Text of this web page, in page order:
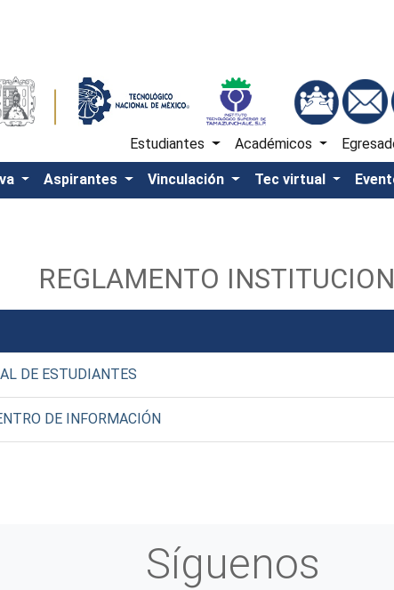
Estudiantes Académicos
Aspirantes Vinculación Tec virtual
REGLAMENTO
DE ESTUDIANTES
DE INFORMACIÓN
Síguenos